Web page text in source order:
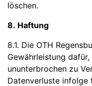
löschen.
8. Haftung
8.1. Die OTH
Gewährleistung
ununterbrochen zu
Datenverluste infolge